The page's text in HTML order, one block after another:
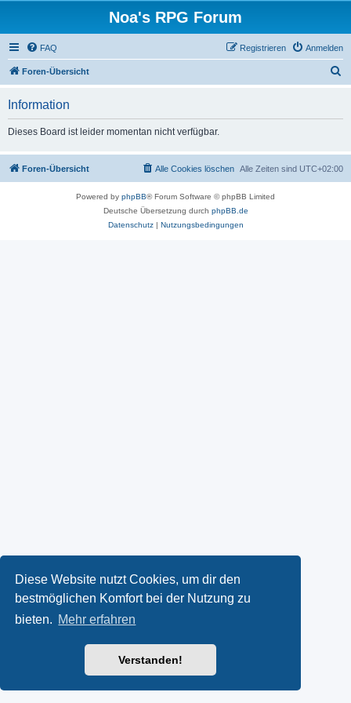
Diese Website nutzt Cookies, um dir den
bestmöglichen Komfort bei der Nutzung zu
bieten. Mehr erfahren
Verstanden!
Noa's RPG Forum
FAQ Anmelden
Registrieren
Foren-Übersicht
Information
Dieses Board ist leider momentan nicht verfügbar.
Foren-Übersicht Alle Zeiten sind UTC+02:00
Alle Cookies löschen
Powered by phpBB® Forum Software © phpBB Limited
Deutsche Übersetzung durch phpBB.de
Datenschutz| Nutzungsbedingungen